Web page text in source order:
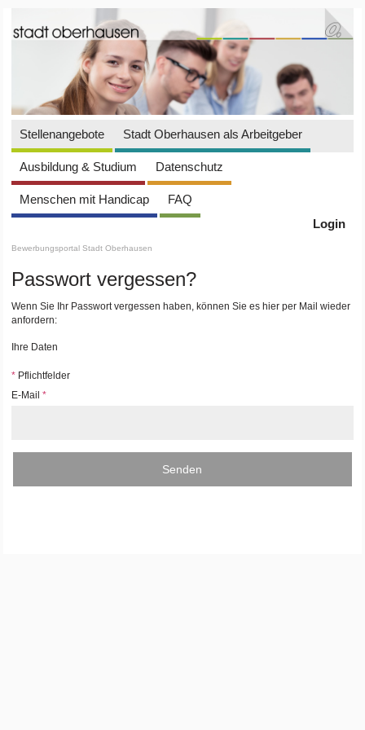
Stellenangebote Stadt Oberhausen als Arbeitgeber
Ausbildung & Studium Datenschutz
Menschen mit Handicap
FAQ
Login
Bewerbungsportal Stadt Oberhausen
Passwort vergessen?
Wenn Sie Ihr Passwort vergessen haben, können Sie es hier per Mail wieder
anfordern:
Ihre Daten
* Pflichtfelder
E-Mail*
Senden